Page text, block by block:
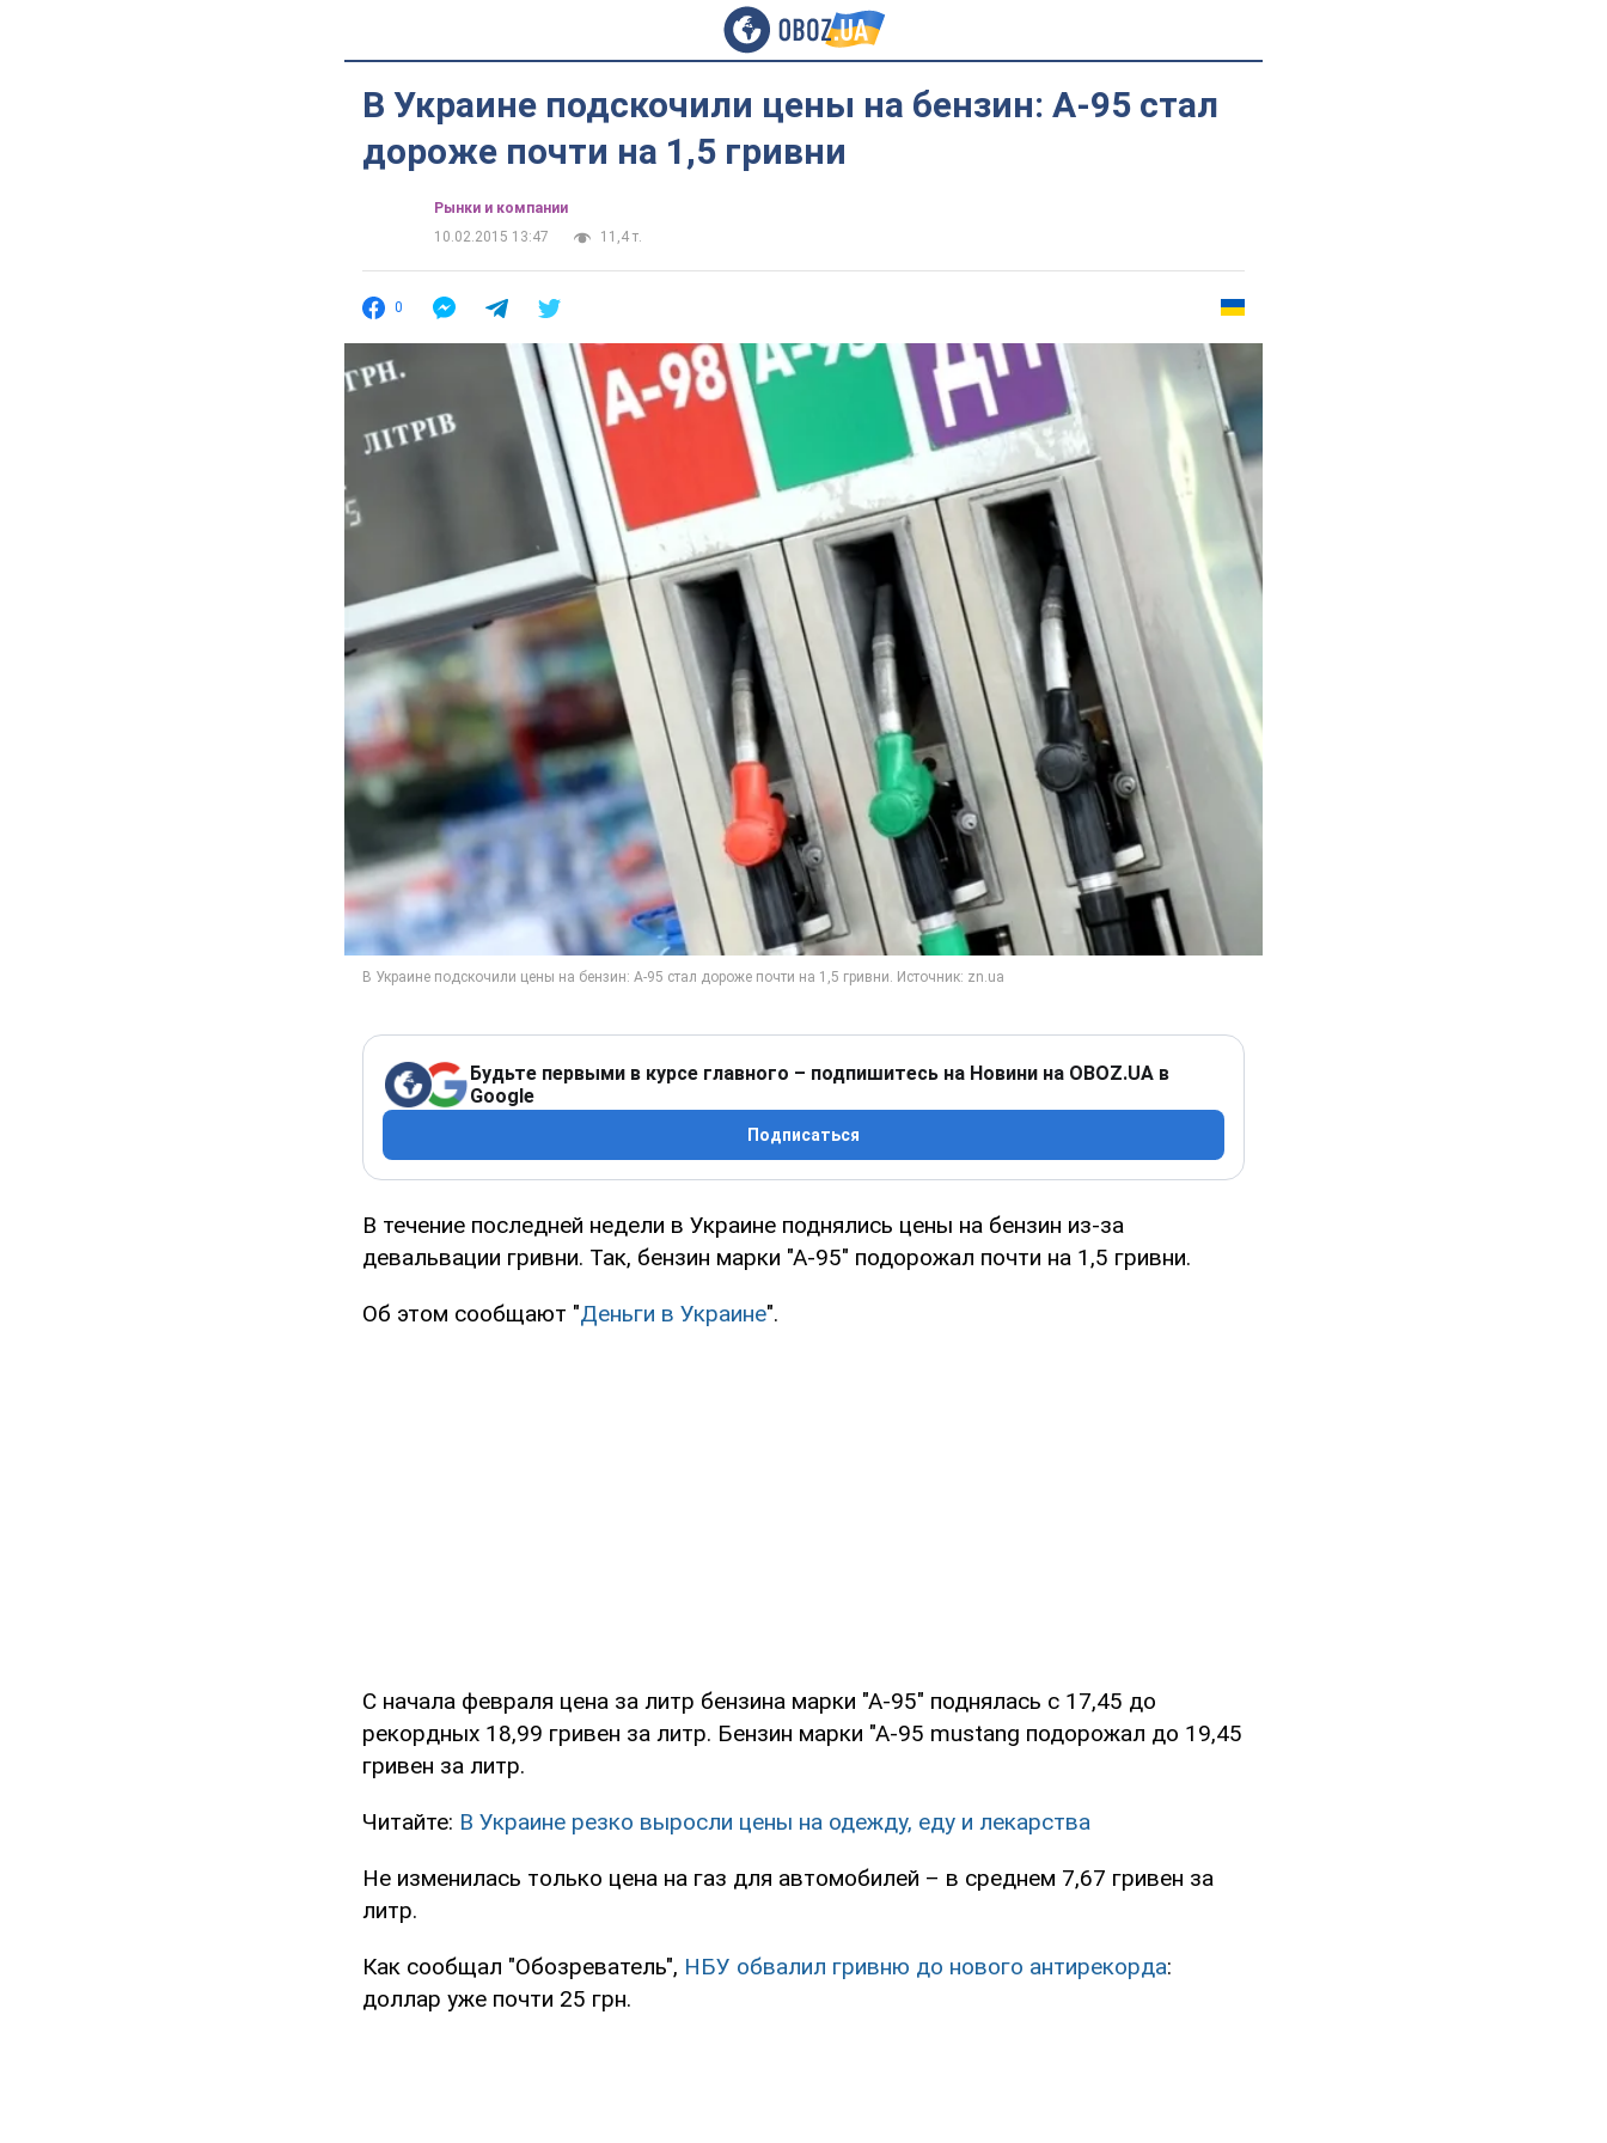
В Украине подскочили цены на бензин: А-95 стал
дороже почти на 1,5 гривни
Рынки и компании
10.02.2015 13:47
11,4 т.
0
Будьте первыми в курсе главного – подпишитесь на Новини на OBOZ.UA в
Google
Подписаться
В течение последней недели в Украине поднялись цены на бензин из-за
девальвации гривни. Так, бензин марки "А-95" подорожал почти на 1,5 гривни.
Об этом сообщают "Деньги в Украине".
С начала февраля цена за литр бензина марки "А-95" поднялась с 17,45 до
рекордных 18,99 гривен за литр. Бензин марки "А-95 mustang подорожал до 19,45
гривен за литр.
Читайте: В Украине резко выросли цены на одежду, еду и лекарства
Не изменилась только цена на газ для автомобилей – в среднем 7,67 гривен за
литр.
Как сообщал "Обозреватель", НБУ обвалил гривню до нового антирекорда:
доллар уже почти 25 грн.